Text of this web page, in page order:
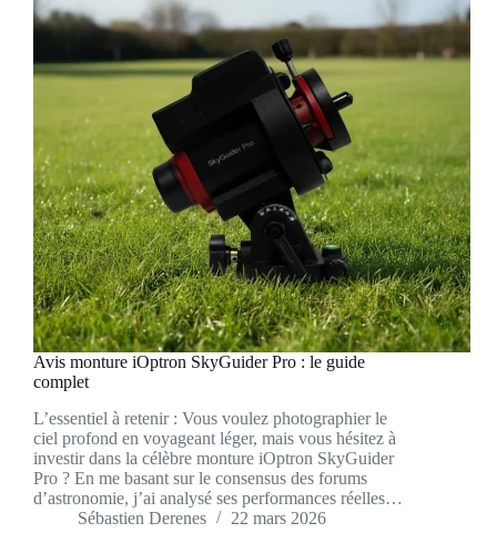
Avis monture iOptron SkyGuider Pro : le guide
complet
L’essentiel à retenir : Vous voulez photographier le
ciel profond en voyageant léger, mais vous hésitez à
investir dans la célèbre monture iOptron SkyGuider
Pro ? En me basant sur le consensus des forums
d’astronomie, j’ai analysé ses performances réelles…
Sébastien Derenes
22 mars 2026